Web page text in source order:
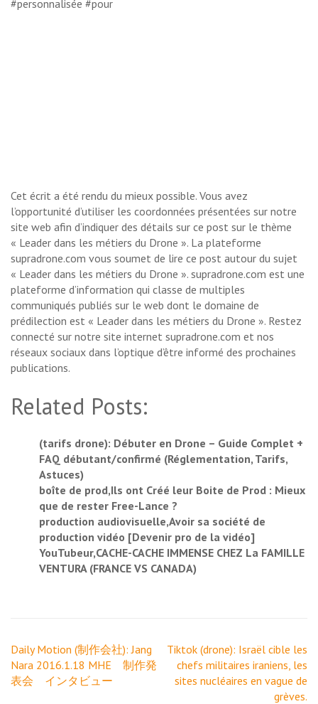
#personnalisée #pour
Cet écrit a été rendu du mieux possible. Vous avez
l’opportunité d’utiliser les coordonnées présentées sur notre
site web afin d’indiquer des détails sur ce post sur le thème
« Leader dans les métiers du Drone ». La plateforme
supradrone.com vous soumet de lire ce post autour du sujet
« Leader dans les métiers du Drone ». supradrone.com est une
plateforme d’information qui classe de multiples
communiqués publiés sur le web dont le domaine de
prédilection est « Leader dans les métiers du Drone ». Restez
connecté sur notre site internet supradrone.com et nos
réseaux sociaux dans l’optique d’être informé des prochaines
publications.
Related Posts:
(tarifs drone): Débuter en Drone – Guide Complet +
FAQ débutant/confirmé (Réglementation, Tarifs,
Astuces)
boîte de prod,Ils ont Créé leur Boite de Prod : Mieux
que de rester Free-Lance ?
production audiovisuelle,Avoir sa société de
production vidéo [Devenir pro de la vidéo]
YouTubeur,CACHE-CACHE IMMENSE CHEZ La FAMILLE
VENTURA (FRANCE VS CANADA)
Navigation
de
l’article
Daily Motion (制作会社): Jang
Nara 2016.1.18 MHE 制作発
表会 インタビュー
Tiktok (drone): Israël cible les
chefs militaires iraniens, les
sites nucléaires en vague de
grèves.